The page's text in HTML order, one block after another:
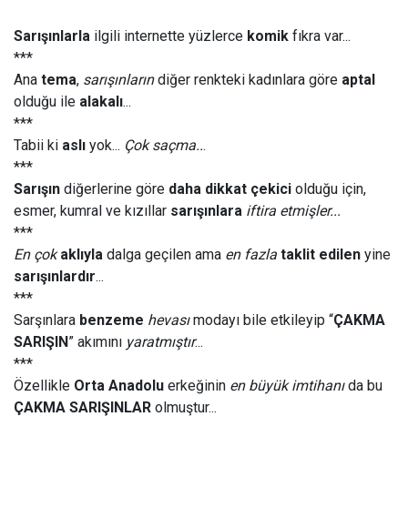
Sarışınlarla ilgili internette yüzlerce komik fıkra var...
***
Ana tema, sarışınların diğer renkteki kadınlara göre aptal
olduğu ile alakalı...
***
Tabii ki aslı yok... Çok saçma...
***
Sarışın diğerlerine göre daha dikkat çekici olduğu için,
esmer, kumral ve kızıllar sarışınlara iftira etmişler...
***
En çok aklıyla dalga geçilen ama en fazla taklit edilen yine
sarışınlardır...
***
Sarşınlara benzeme hevası modayı bile etkileyip “ÇAKMA
SARIŞIN” akımını yaratmıştır...
***
Özellikle Orta Anadolu erkeğinin en büyük imtihanı da bu
ÇAKMA SARIŞINLAR olmuştur...